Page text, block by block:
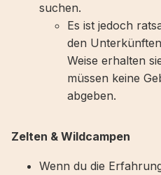
suchen.
Es ist jedoch
den
Weise erhalten
müssen keine
abgeben.
Zelten & Wildcampen
Wenn du die